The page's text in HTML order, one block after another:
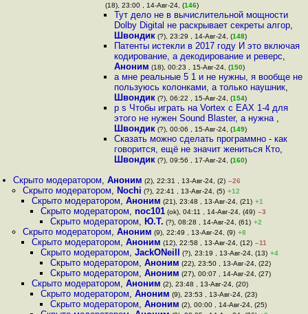
(18), 23:00 , 14-Авг-24, (146)
Тут дело не в вычислительной мощности
Dolby Digital не раскрывает секреты алгор,
Швондик(?), 23:29 , 14-Авг-24, (148)
Патенты истекли в 2017 году И это включая
кодирование, а декодирование и реверс,
Аноним (18), 00:23 , 15-Авг-24, (150)
а мне реальные 5 1 и не нужны, я вообще не
пользуюсь колонками, а только наушник,
Швондик(?), 06:22 , 15-Авг-24, (154)
p s Чтобы играть на Vortex с ЕАХ 1-4 для
этого не нужен Sound Blaster, а нужна ,
Швондик(?), 00:06 , 15-Авг-24, (149)
Сказать можно сделать программно - как
говорится, ещё не значит жениться Кто,
Швондик(?), 09:56 , 17-Авг-24, (160)
Скрыто модератором,Аноним (2), 22:31 , 13-Авг-24, (2) –26
Скрыто модератором, Nochi (?), 22:41 , 13-Авг-24, (5) +12
Скрыто модератором, Аноним (21), 23:48 , 13-Авг-24, (21) +1
Скрыто модератором,noc101 (ok), 04:11 , 14-Авг-24, (49) –3
Скрыто модератором, Ю.Т. (?), 08:28 , 14-Авг-24, (61) +2
Скрыто модератором, Аноним (9), 22:49 , 13-Авг-24, (9) +8
Скрыто модератором, Аноним (12), 22:58 , 13-Авг-24, (12) –11
Скрыто модератором,JackONeill (?), 23:19 , 13-Авг-24, (13) +4
Скрыто модератором, Аноним (22), 23:50 , 13-Авг-24, (22)
Скрыто модератором, Аноним (27), 00:07 , 14-Авг-24, (27)
Скрыто модератором, Аноним (2), 23:48 , 13-Авг-24, (20)
Скрыто модератором,Аноним (9), 23:53 , 13-Авг-24, (23)
Скрыто модератором, Аноним (2), 00:00 , 14-Авг-24, (25)